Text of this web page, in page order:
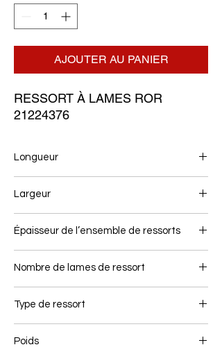
AJOUTER AU PANIER
RESSORT À LAMES ROR
21224376
Longueur
Largeur
Épaisseur de l’ensemble de ressorts
Nombre de lames de ressort
Type de ressort
Poids